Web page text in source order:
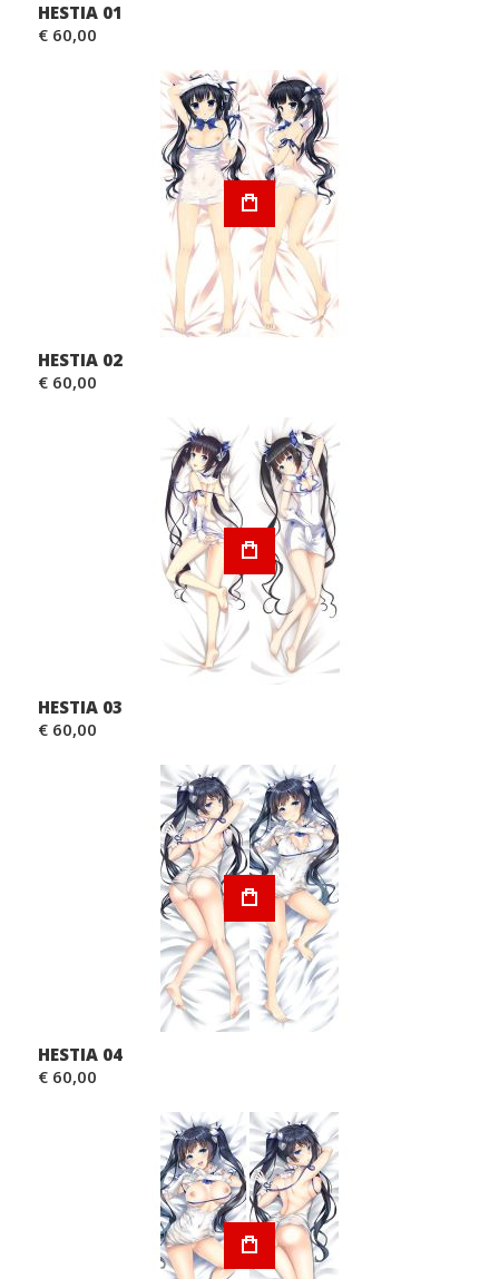
HESTIA 01
€ 60,00
HESTIA 02
€ 60,00
HESTIA 03
€ 60,00
HESTIA 04
€ 60,00